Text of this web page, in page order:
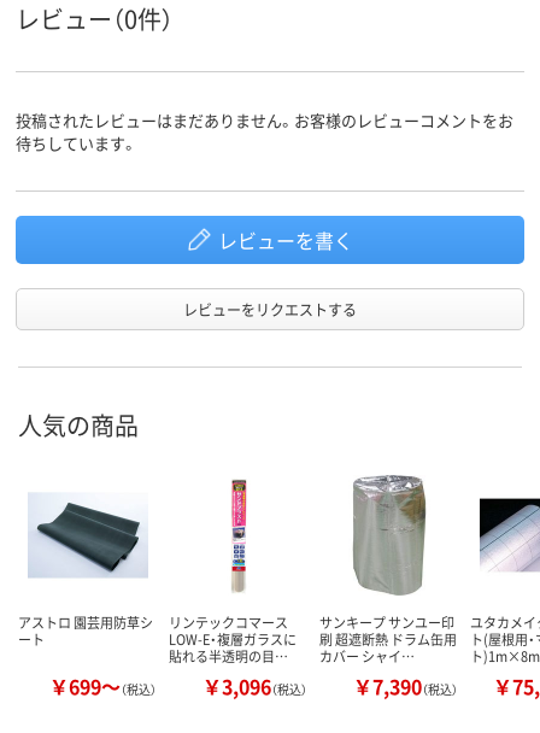
レビュー（0件）
投稿されたレビューはまだありません。お客様のレビューコメントをお
待ちしています。
レビューを書く
レビューをリクエストする
人気の商品
アストロ 園芸用防草シ
ート
￥699～（税込）
リンテックコマース
LOW-E・複層ガラスに
貼れる半透明の目…
￥3,096（税込）
サンキープ サンユー印
刷 超遮断熱 ドラム缶用
カバー シャイ…
￥7,390（税込）
ユタカメ
ト(屋根用
ト
￥